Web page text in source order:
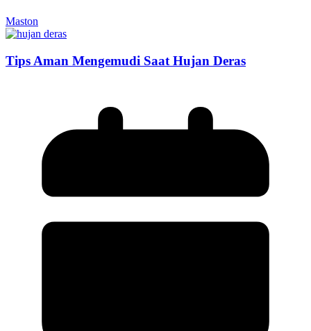
Maston
Tips Aman Mengemudi Saat Hujan Deras